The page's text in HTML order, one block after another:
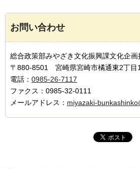
お問い合わせ
総合政策部みやざき文化振興課文化企画
〒880-8501 宮崎県宮崎市橘通東2丁目
電話： 0985-26-7117
ファクス：0985-32-0111
メールアドレス： miyazaki-